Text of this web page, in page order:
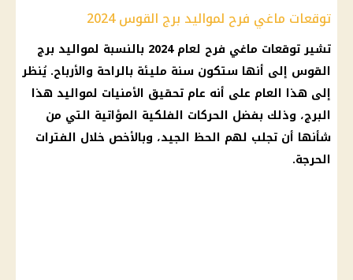
توقعات ماغي فرح لمواليد برج القوس 2024
تشيرتوقعات ماغي فرح لعام 2024 بالنسبة لمواليد برج
القوس إلى أنها ستكون سنة مليئة بالراحة والأرباح. يُنظر
إلى هذا العام على أنه عام تحقيق الأمنيات لمواليد هذا
البرج، وذلك بفضل الحركات الفلكية المؤاتية التي من
شأنها أن تجلب لهم الحظ الجيد، وبالأخص خلال الفترات
الحرجة.